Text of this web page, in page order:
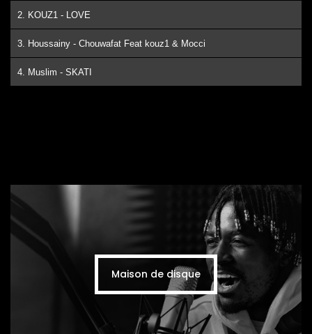
2. KOUZ1 - LOVE
3. Houssainy - Chouwafat Feat kouz1 & Mocci
4. Muslim - SKATI
Maison de disque